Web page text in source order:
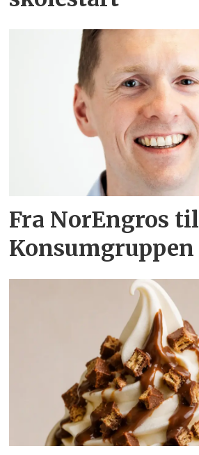
Fra NorEngros til
Konsumgruppen